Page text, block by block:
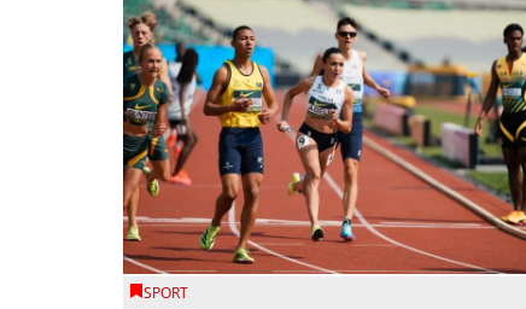
SPORT